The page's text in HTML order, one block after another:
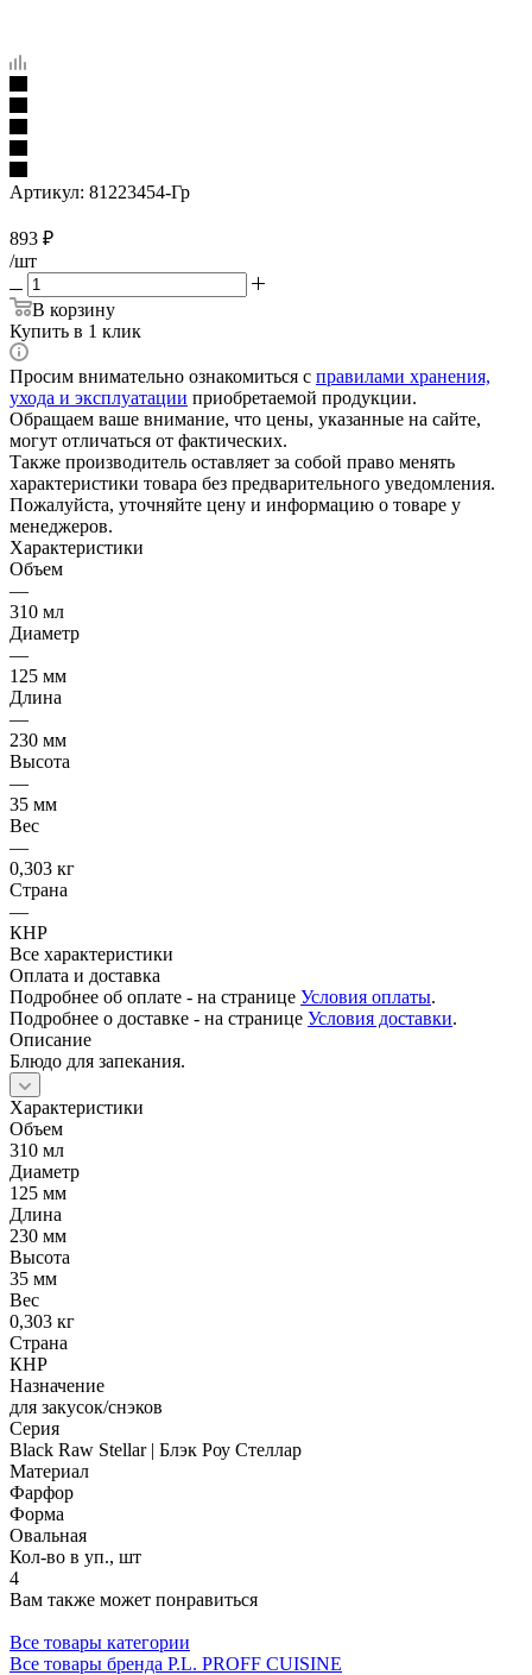
Артикул: 81223454-Гр
893 ₽
/шт
В корзину
Купить в 1 клик
Просим внимательно ознакомиться с правилами хранения,
ухода и эксплуатации приобретаемой продукции.
Обращаем ваше внимание, что цены, указанные на сайте,
могут отличаться от фактических.
Также производитель оставляет за собой право менять
характеристики товара без предварительного уведомления.
Пожалуйста, уточняйте цену и информацию о товаре у
менеджеров.
Характеристики
Объем
—
310 мл
Диаметр
—
125 мм
Длина
—
230 мм
Высота
—
35 мм
Вес
—
0,303 кг
Страна
—
КНР
Все характеристики
Оплата и доставка
Подробнее об оплате - на странице Условия оплаты.
Подробнее о доставке - на странице Условия доставки.
Описание
Блюдо для запекания.
Характеристики
Объем
310 мл
Диаметр
125 мм
Длина
230 мм
Высота
35 мм
Вес
0,303 кг
Страна
КНР
Назначение
для закусок/снэков
Серия
Black Raw Stellar | Блэк Роу Стеллар
Материал
Фарфор
Форма
Овальная
Кол-во в уп., шт
4
Вам также может понравиться
Все товары категории
Все товары бренда P.L. PROFF CUISINE